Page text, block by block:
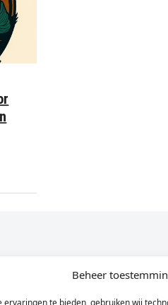
Beheer
ervaringen te bieden, gebruiken wij